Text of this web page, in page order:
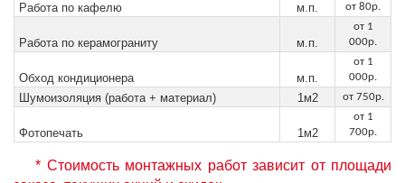
Работа по кафелю м.п. от 80р.
Работа по керамограниту м.п.
от 1
000р.
Обход кондиционера м.п.
от 1
000р.
Шумоизоляция (работа + материал) 1м2 от 750р.
Фотопечать 1м2
от 1
700р.
* Стоимость монтажных работ зависит от площади